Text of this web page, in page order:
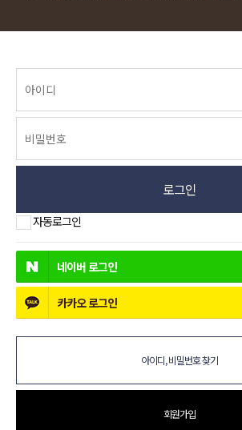
로그인
자동로그인
네이버 로그인
카카오로그인
아이디, 비밀번호 찾기
회원가입